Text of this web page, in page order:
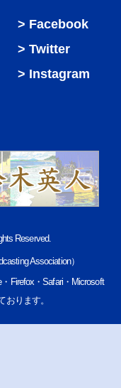
Facebook
Twitter
Instagram
Reserved.
Association）
Firefox・Safari・Microsoft
おります。